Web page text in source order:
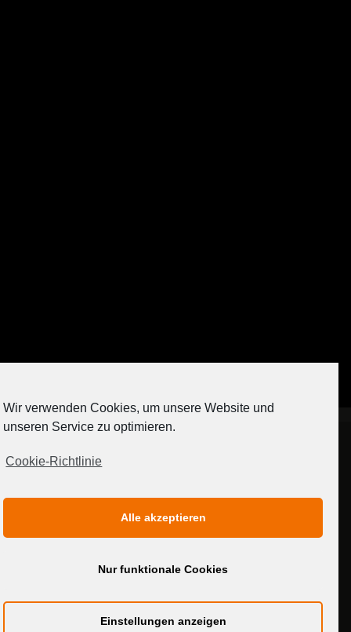
[contact-form-7 404 "Nicht gefunden"]
MEDIADATEN
Wir verwenden Cookies, um unsere Website und
unseren Service zu optimieren.
Cookie-Richtlinie
Alle akzeptieren
Nur funktionale Cookies
Einstellungen anzeigen